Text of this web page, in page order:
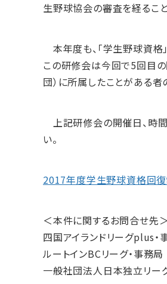
生野球協会の審査を経ること
本年度も、「学生野球資格
この研修会は今回で5回目
団）に所属したことがある
上記研修会の開催日、時
い。
2017年度学生野球資格回
＜本件に関するお問合せ先＞
四国アイランドリーグplus
ルートインBCリーグ・事
一般社団法人日本独立リ